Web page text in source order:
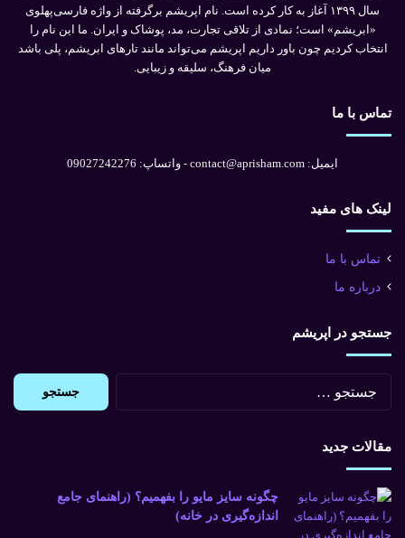
سال ۱۳۹۹ آغاز به کار کرده است. نام اپریشم برگرفته از واژه فارسی‌پهلوی
«ابریشم» است؛ نمادی از تلاقی تجارت، مد، پوشاک و ایران. ما این نام را
انتخاب کردیم چون باور داریم اپریشم می‌تواند مانند تارهای ابریشم، پلی باشد
میان فرهنگ، سلیقه و زیبایی.
تماس با ما
ایمیل: contact@aprisham.com - واتساپ: 09027242276
لینک های مفید
تماس با ما
درباره ما
جستجو در اپریشم
جستجو
برای:
مقالات جدید
چگونه سایز مایو را بفهمیم؟ (راهنمای جامع
اندازه‌گیری در خانه)